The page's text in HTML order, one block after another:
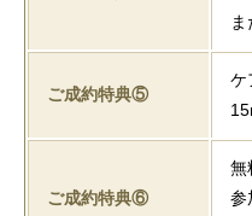
ご成約特典⑤
ケ
ご成約特典⑥
無
参